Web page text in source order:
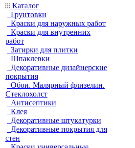
Каталог
Грунтовки
Краски для наружных работ
Краски для внутренних
работ
Затирки для плитки
Шпаклевки
Декоративные дизайнерские
покрытия
Обои. Малярный флизелин.
Стеклохолст
Антисептики
Клея
Декоративные штукатурки
Декоративные покрытия для
стен